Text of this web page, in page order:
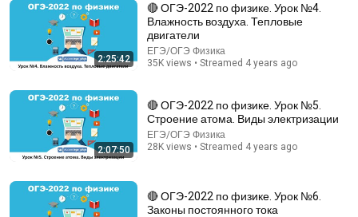
🔴 ОГЭ-2022 по физике. Урок №20. Давление ТТ,
жидкостей и газов
ЕГЭ/ОГЭ Физика 16K views
2:25:42
🔴 ОГЭ-2022 по физике. Урок №4.
Влажность воздуха. Тепловые
двигатели
ЕГЭ/ОГЭ Физика
35K views • Streamed 4 years ago
2:07:50
🔴 ОГЭ-2022 по физике. Урок №5.
Строение атома. Виды электризации
ЕГЭ/ОГЭ Физика
28K views • Streamed 4 years ago
🔴 ОГЭ-2022 по физике. Урок №6.
Законы постоянного тока